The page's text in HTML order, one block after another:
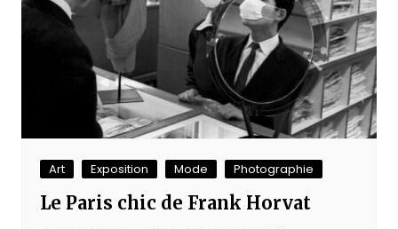
Art Exposition Mode Photographie
Le Paris chic de Frank Horvat